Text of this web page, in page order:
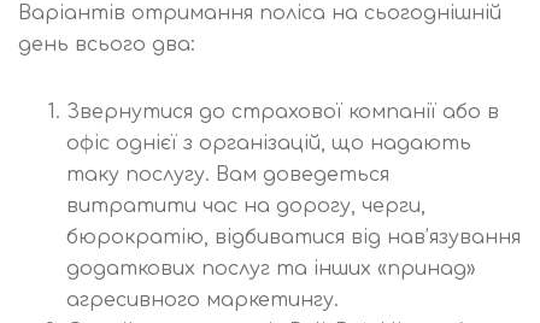
Варіантів отримання поліса на сьогоднішній
день всього два:
Звернутися до страхової компанії або в
офіс однієї з організацій, що надають
таку послугу. Вам доведеться
витратити час на дорогу, черги,
бюрократію, відбиватися від нав’язування
додаткових послуг та інших «принад»
агресивного маркетингу.